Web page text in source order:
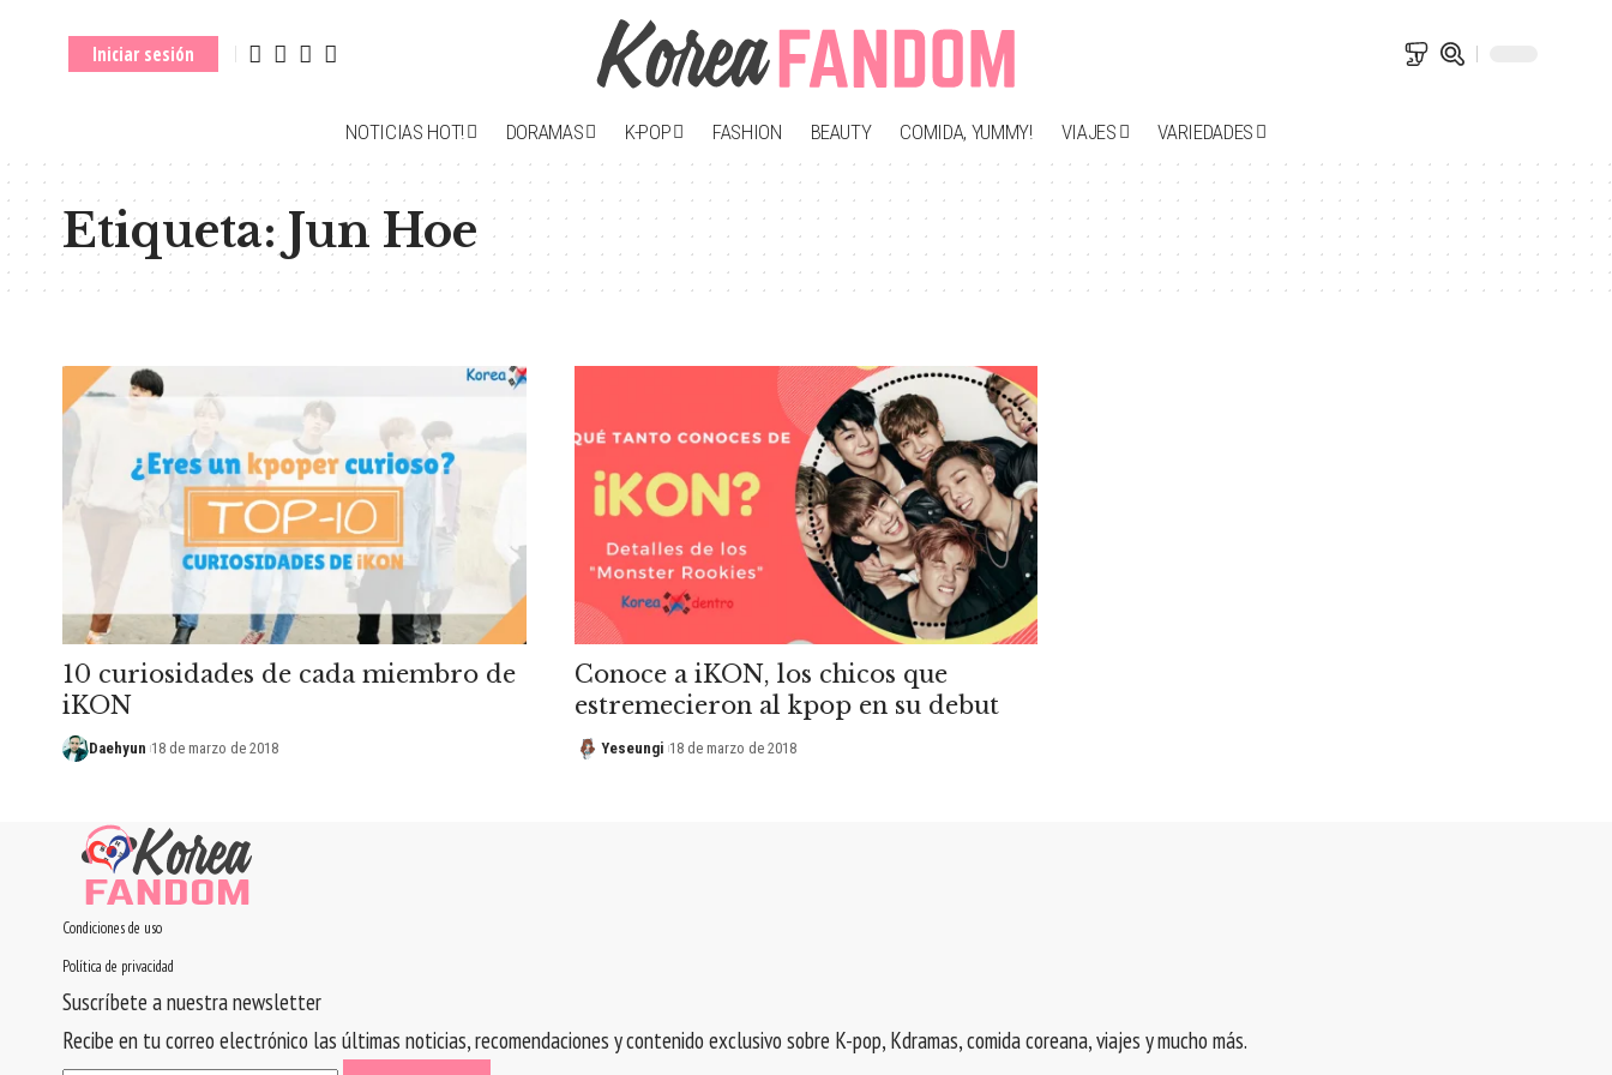
Iniciar sesión
NOTICIAS HOT! DORAMAS K-POP FASHION BEAUTY COMIDA, YUMMY! VIAJES VARIEDADES
Etiqueta:Jun Hoe
10 curiosidades de cada miembro de
iKON
Daehyun 18 de marzo de 2018
Conoce a iKON, los chicos que
estremecieron al kpop en su debut
Yeseungi 18 de marzo de 2018
Condiciones de uso
Política de privacidad
Suscríbete a nuestra newsletter
Recibe en tu correo electrónico las últimas noticias, recomendaciones y contenido exclusivo sobre K-pop, Kdramas, comida coreana, viajes y mucho más.